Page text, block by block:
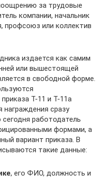
за трудовые
компании, начальник
профсоюз или коллектив
издается как самим
или вышестоящей
в свободной форме.
Т-11 и Т-11а
награждения сразу
работодатель
формами, а
вариант приказа. В
такие данные:
, его ФИО, должность и